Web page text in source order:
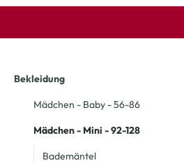
Bekleidung
Mädchen - Baby - 56-86
Mädchen - Mini - 92-128
Bademäntel